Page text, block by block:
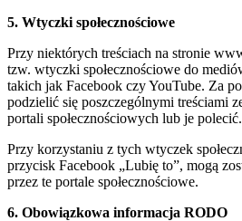
5. Wtyczki społecznościowe
Przy niektórych treściach na stronie
tzw. wtyczki społecznościowe do
takich jak Facebook czy YouTube. Za
podzielić się poszczególnymi treściami
portali społecznościowych lub je polecić.
Przy korzystaniu z tych wtyczek
przycisk Facebook „Lubię to”, mogą
przez te portale społecznościowe.
6. Obowiązkowa informacja RODO